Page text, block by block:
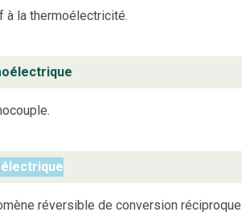
à la thermoélectricité.
réversible de conversion